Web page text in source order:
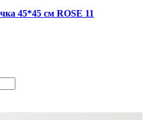
45*45 см ROSE 11